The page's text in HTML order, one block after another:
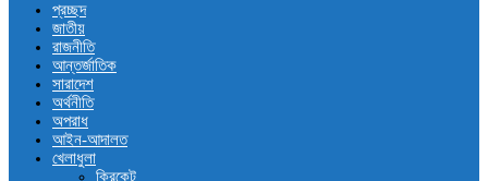
প্রচ্ছদ
জাতীয়
রাজনীতি
আন্তর্জাতিক
সারাদেশ
অর্থনীতি
অপরাধ
আইন-আদালত
খেলাধুলা
ক্রিকেট